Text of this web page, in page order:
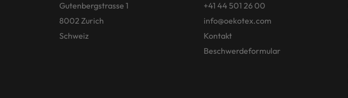
Gutenbergstrasse 1
8002 Zurich
Schweiz
+41 44 501 26 00
info@oekotex.com
Kontakt
Beschwerdeformular